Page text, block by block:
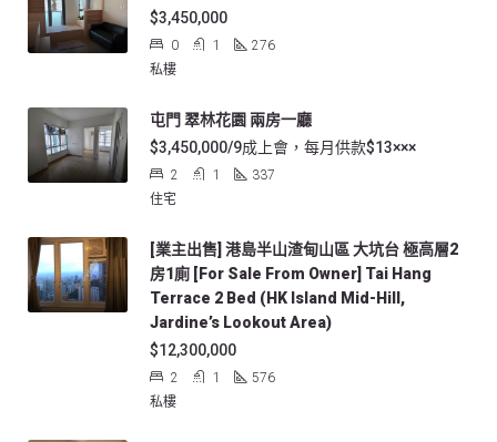
$3,450,000
0 1
276
私樓
屯門 翠林花園 兩房一廳
$3,450,000/9成上會，每月供款$13×××
2 1
337
住宅
[業主出售] 港島半山渣甸山區 大坑台 極高層2
房1廁 [For Sale From Owner] Tai Hang
Terrace 2 Bed (HK Island Mid-Hill,
Jardine’s Lookout Area)
$12,300,000
2 1
576
私樓